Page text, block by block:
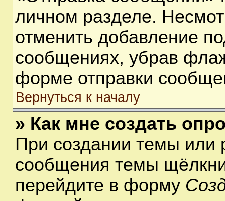
личном разделе.
отменить добавление
сообщениях, убрав
форме отправки
Вернуться к началу
» Как мне создать
При создании темы или
сообщения темы
перейдите в форму